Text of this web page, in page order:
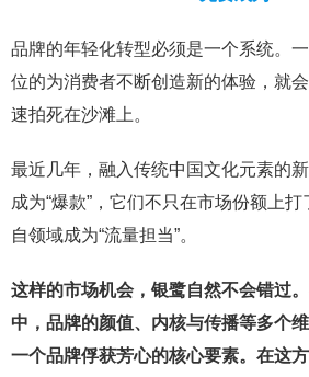
品牌的年轻化转型必须是一个系统。
位的为消费者不断创造新的体验，就
速拍死在沙滩上。
最近几年，融入传统中国文化元素的
成为“爆款”，它们不只在市场份额上打
自领域成为“流量担当”。
这样的市场机会，银鹭自然不会错过
中，品牌的颜值、内核与传播等多个
一个品牌俘获芳心的核心要素。在这